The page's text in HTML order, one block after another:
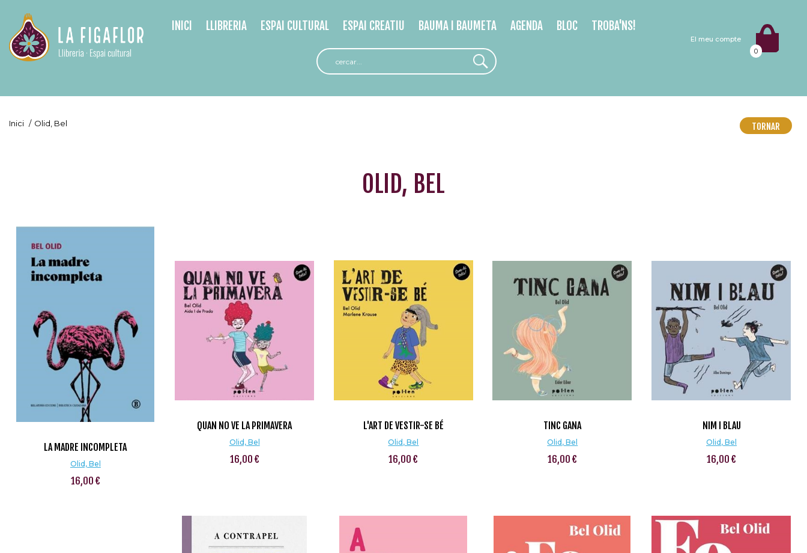
El meu compte
0
INICI LLIBRERIA ESPAI CULTURAL ESPAI CREATIU BAUMA I BAUMETA AGENDA BLOC TROBA'NS!
Inici / Olid, Bel TORNAR
OLID, BEL
LA MADRE INCOMPLETA
Olid, Bel
16,00 €
QUAN NO VE LA PRIMAVERA
Olid, Bel
16,00 €
L'ART DE VESTIR-SE BÉ
Olid, Bel
16,00 €
TINC GANA
Olid, Bel
16,00 €
NIM I BLAU
Olid, Bel
16,00 €